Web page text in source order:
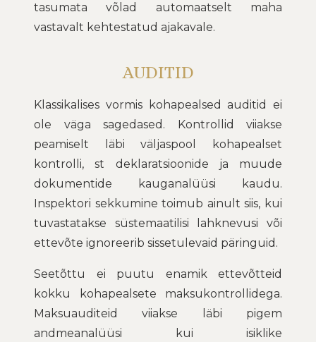
tasumata võlad automaatselt maha
vastavalt kehtestatud ajakavale.
AUDITID
Klassikalises vormis kohapealsed auditid ei
ole väga sagedased. Kontrollid viiakse
peamiselt läbi väljaspool kohapealset
kontrolli, st deklaratsioonide ja muude
dokumentide kauganalüüsi kaudu.
Inspektori sekkumine toimub ainult siis, kui
tuvastatakse süstemaatilisi lahknevusi või
ettevõte ignoreerib sissetulevaid päringuid.
Seetõttu ei puutu enamik ettevõtteid
kokku kohapealsete maksukontrollidega.
Maksuauditeid viiakse läbi pigem
andmeanalüüsi kui isiklike